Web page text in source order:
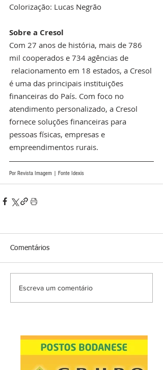
Colorização: Lucas Negrão
Sobre a Cresol
Com 27 anos de história, mais de 786
mil cooperados e 734 agências de
é uma das principais instituições
financeiras do País. Com foco no
atendimento personalizado, a Cresol
fornece soluções financeiras para
pessoas físicas, empresas e
empreendimentos rurais.
Por Revista Imagem | Fonte Idexis
Comentários
Escreva um comentário